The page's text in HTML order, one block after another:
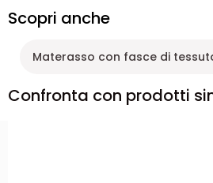
Scopri anche
Materasso con fasce di
Confronta con prodotti